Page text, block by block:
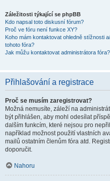
Záležitosti týkající se phpBB
Kdo napsal toto diskusní fórum?
Proč ve fóru není funkce XY?
Koho mám kontaktovat ohledně stížnosti
tohoto fóra?
Jak můžu kontaktovat administrátora fóra?
Přihlašování a registrace
Proč se musím zaregistrovat?
Možná nemusíte, záleží na
být přihlášen, aby mohl odesílat
dalším funkcím, které nejsou pro
například možnost použití vlastních
mailů ostatním členům fóra atd.
doporučit.
Nahoru